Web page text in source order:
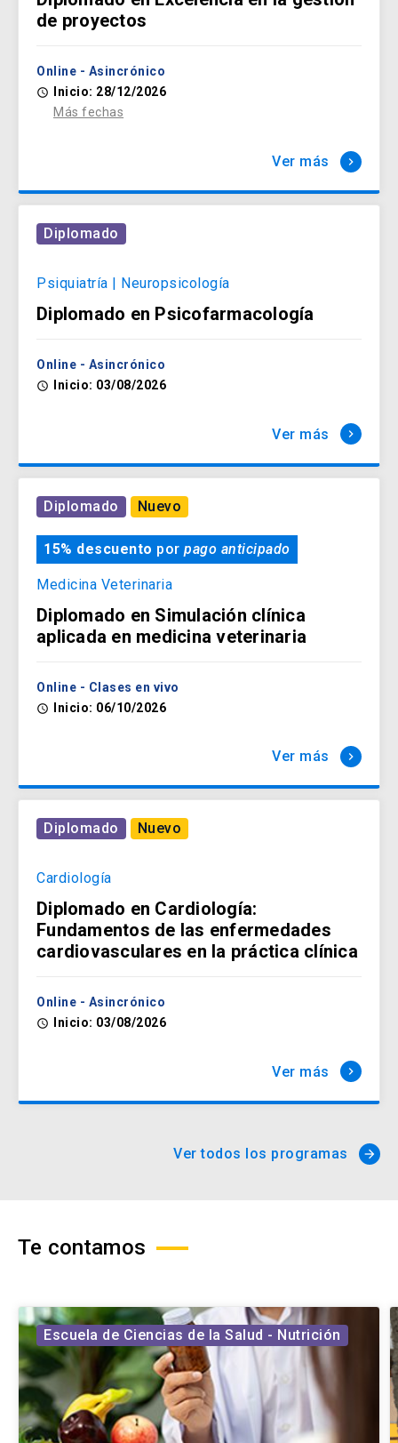
de proyectos
Online - Asincrónico
access_time
Inicio: 28/12/2026
Más fechas
Ver más keyboard_arrow_right
Diplomado
Psiquiatría | Neuropsicología
Diplomado en Psicofarmacología
Online - Asincrónico
access_time Inicio: 03/08/2026
Ver más keyboard_arrow_right
Diplomado Nuevo
15% descuento por pago anticipado
Medicina Veterinaria
Diplomado en Simulación clínica
aplicada en medicina veterinaria
Online - Clases en vivo
access_time Inicio: 06/10/2026
Ver más keyboard_arrow_right
Diplomado Nuevo
Cardiología
Diplomado en Cardiología:
Fundamentos de las enfermedades
cardiovasculares en la práctica clínica
Online - Asincrónico
access_time Inicio: 03/08/2026
Ver más keyboard_arrow_right
Ver todos los programas arrow_forward
Te contamos
Escuela de Ciencias de la Salud - Nutrición